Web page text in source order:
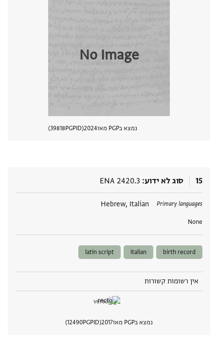
No Image
נמצא בPGP מאז 2024
PGPID
39818
15 סוג לא ידוע ENA 2420.3
Primary languages
Hebrew, Italian
None
תגים
birth record
italian
latin script
אין רשומות קשורות
נמצא בPGP מאז 2017
PGPID
12490